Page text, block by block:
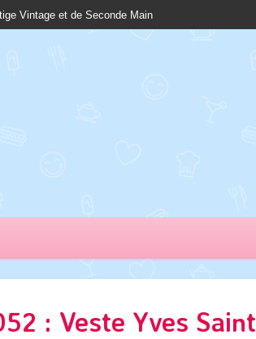
Vintage et de Seconde Main
: Veste Yves Saint